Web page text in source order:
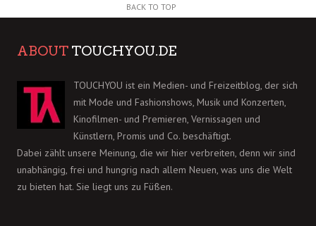
BACK TO TOP
ABOUT TOUCHYOU.DE
TOUCHYOU ist ein Medien- und Freizeitblog, der sich
mit Mode und Fashionshows, Musik und Konzerten,
Kinofilmen- und Premieren, Vernissagen und
Künstlern, Promis und Co. beschäftigt.
Dabei zählt unsere Meinung, die wir hier verbreiten, denn wir sind
unabhängig, frei und hungrig nach allem Neuen, was uns die Welt
zu bieten hat. Sie liegt uns zu Füßen.